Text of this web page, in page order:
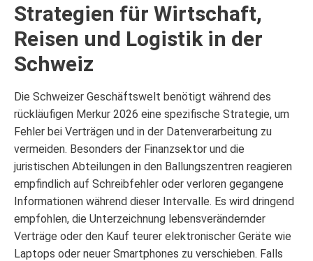
Strategien für Wirtschaft,
Reisen und Logistik in der
Schweiz
Die Schweizer Geschäftswelt benötigt während des
rückläufigen Merkur 2026 eine spezifische Strategie, um
Fehler bei Verträgen und in der Datenverarbeitung zu
vermeiden. Besonders der Finanzsektor und die
juristischen Abteilungen in den Ballungszentren reagieren
empfindlich auf Schreibfehler oder verloren gegangene
Informationen während dieser Intervalle. Es wird dringend
empfohlen, die Unterzeichnung lebensverändernder
Verträge oder den Kauf teurer elektronischer Geräte wie
Laptops oder neuer Smartphones zu verschieben. Falls